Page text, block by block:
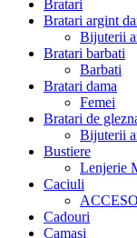
Bratari
Bratari argint
Bijuterii
Bratari barbati
Barbati
Bratari dama
Femei
Bratari de
Bijuterii
Bustiere
Lenjerie
Caciuli
Cadouri
Camasi